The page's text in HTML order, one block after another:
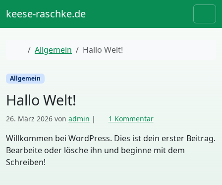
keese-raschke.de
StartAllgemein Hallo Welt!
Allgemein
Hallo Welt!
26. März 2026 von admin | 1 Kommentarz
H
a
Willkommen bei WordPress. Dies ist dein erster Beitrag.
Bearbeite oder lösche ihn und beginne mit dem
Schreiben!